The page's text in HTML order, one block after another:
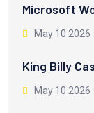
Microsoft
May 10 2026
King Billy
May 10 2026